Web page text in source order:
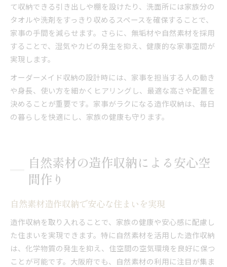
て収納できる引き出しや棚を設けたり、洗面所には家族分の
タオルや洗剤をすっきり収めるスペースを確保することで、
家事の手間を減らせます。さらに、無垢材や自然素材を採用
することで、湿気やカビの発生を抑え、健康的な家事空間が
実現します。
オーダーメイド収納の設計時には、家事を担当する人の動き
や身長、使い方を細かくヒアリングし、最適な高さや配置を
決めることが重要です。家事がラクになる造作収納は、毎日
の暮らしを快適にし、家族の健康も守ります。
自然素材の造作収納による安心空
間作り
自然素材造作収納で安心な住まいを実現
造作収納を取り入れることで、家族の健康や安心感に配慮し
た住まいを実現できます。特に自然素材を活用した造作収納
は、化学物質の発生を抑え、住空間の空気環境を良好に保つ
ことが可能です。大阪府でも、自然素材の利用に注目が集ま